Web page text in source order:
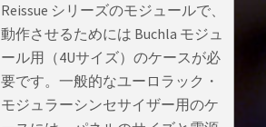
Reissue シリーズのモジュールで、
動作させるためには Buchla モジュ
ール用（4Uサイズ）のケースが必
要です。一般的なユーロラック・
モジュラーシンセサイザー用のケ